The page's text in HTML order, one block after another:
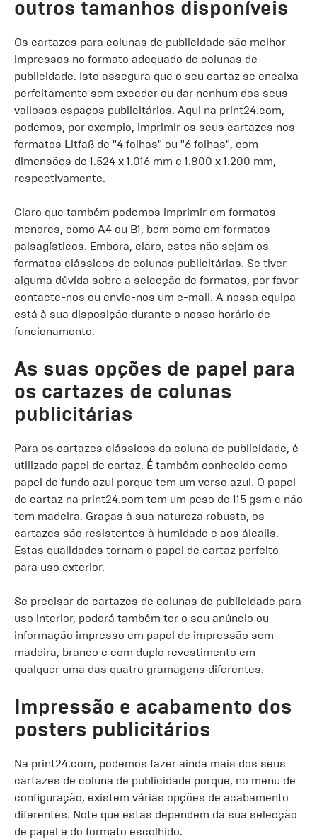
outros tamanhos disponíveis
Os cartazes para colunas de publicidade são melhor
impressos no formato adequado de colunas de
publicidade. Isto assegura que o seu cartaz se encaixa
perfeitamente sem exceder ou dar nenhum dos seus
valiosos espaços publicitários. Aqui na print24.com,
podemos, por exemplo, imprimir os seus cartazes nos
formatos Litfaß de "4 folhas" ou "6 folhas", com
dimensões de 1.524 x 1.016 mm e 1.800 x 1.200 mm,
respectivamente.
Claro que também podemos imprimir em formatos
menores, como A4 ou B1, bem como em formatos
paisagísticos. Embora, claro, estes não sejam os
formatos clássicos de colunas publicitárias. Se tiver
alguma dúvida sobre a selecção de formatos, por favor
contacte-nos ou envie-nos um e-mail. A nossa equipa
está à sua disposição durante o nosso horário de
funcionamento.
As suas opções de papel para
os cartazes de colunas
publicitárias
Para os cartazes clássicos da coluna de publicidade, é
utilizado papel de cartaz. É também conhecido como
papel de fundo azul porque tem um verso azul. O papel
de cartaz na print24.com tem um peso de 115 gsm e não
tem madeira. Graças à sua natureza robusta, os
cartazes são resistentes à humidade e aos álcalis.
Estas qualidades tornam o papel de cartaz perfeito
para uso exterior.
Se precisar de cartazes de colunas de publicidade para
uso interior, poderá também ter o seu anúncio ou
informação impresso em papel de impressão sem
madeira, branco e com duplo revestimento em
qualquer uma das quatro gramagens diferentes.
Impressão e acabamento dos
posters publicitários
Na print24.com, podemos fazer ainda mais dos seus
cartazes de coluna de publicidade porque, no menu de
configuração, existem várias opções de acabamento
diferentes. Note que estas dependem da sua selecção
de papel e do formato escolhido.